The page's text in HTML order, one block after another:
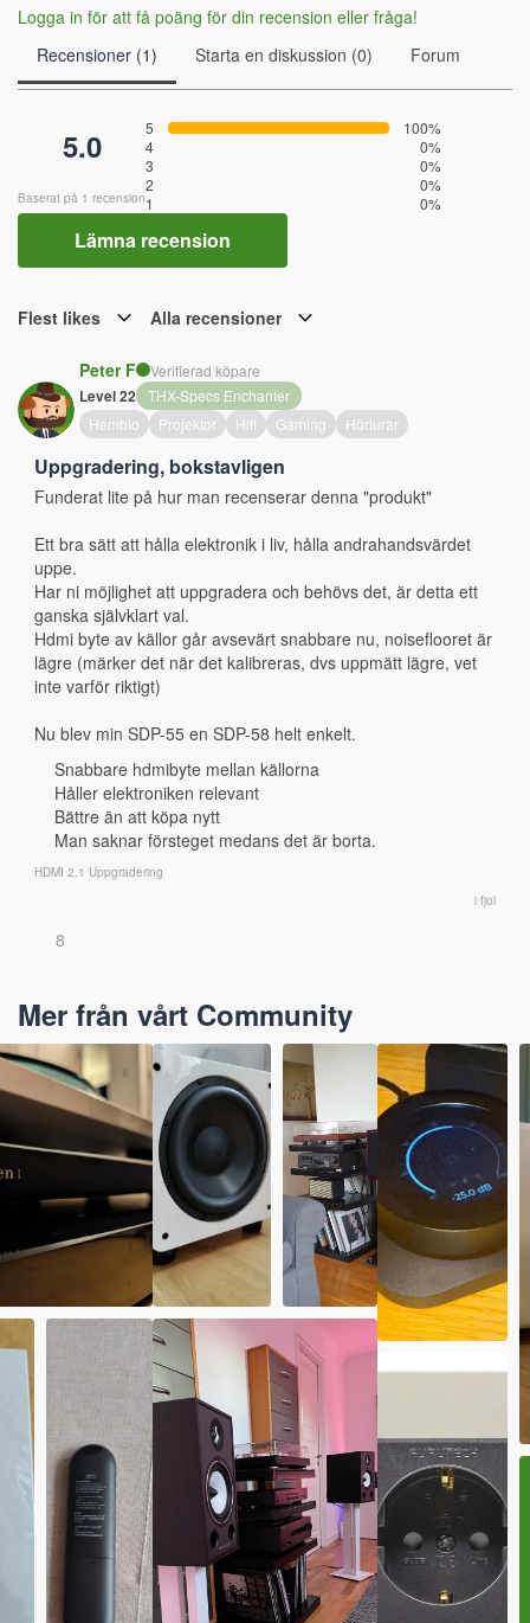
Logga in för att få poäng för din recension eller fråga!
Recensioner (1)
Starta en diskussion (0) Forum
5.0
Baserat på 1 recension
5
100%
4
0%
3
0%
2
0%
1
0%
Lämna recension
Flest likes Alla recensioner
Peter F Verifierad köpare
Level 22 THX-Specs Enchanter
Hembio
Projektor Hifi Gaming Hörlurar
Uppgradering, bokstavligen
Funderat lite på hur man recenserar denna "produkt"
Ett bra sätt att hålla elektronik i liv, hålla andrahandsvärdet
uppe.
Har ni möjlighet att uppgradera och behövs det, är detta ett
ganska självklart val.
Hdmi byte av källor går avsevärt snabbare nu, noiseflooret är
lägre (märker det när det kalibreras, dvs uppmätt lägre, vet
inte varför riktigt)
Nu blev min SDP-55 en SDP-58 helt enkelt.
Snabbare hdmibyte mellan källorna
Håller elektroniken relevant
Bättre än att köpa nytt
Man saknar försteget medans det är borta.
HDMI 2.1 Uppgradering
i fjol
8
Mer från vårt Community